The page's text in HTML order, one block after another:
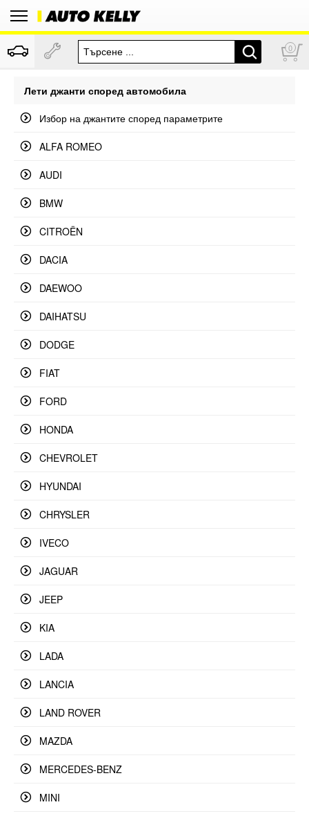
0
Лети джанти според автомобила
Избор на джантите според параметрите
ALFA ROMEO
AUDI
BMW
CITROËN
DACIA
DAEWOO
DAIHATSU
DODGE
FIAT
FORD
HONDA
CHEVROLET
HYUNDAI
CHRYSLER
IVECO
JAGUAR
JEEP
KIA
LADA
LANCIA
LAND ROVER
MAZDA
MERCEDES-BENZ
MINI